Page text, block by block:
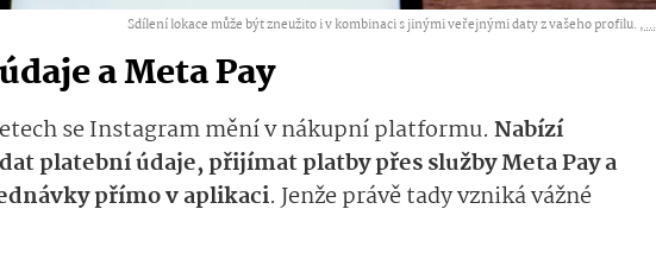
Sdílení lokace může být zneužito i v kombinaci s jinými veřejnými daty z vašeho profilu. ,...
a Meta Pay
se Instagram mění v nákupní platformu. Nabízí
platební údaje, přijímat platby přes služby Meta Pay a
přímo v aplikaci. Jenže právě tady vzniká vážné